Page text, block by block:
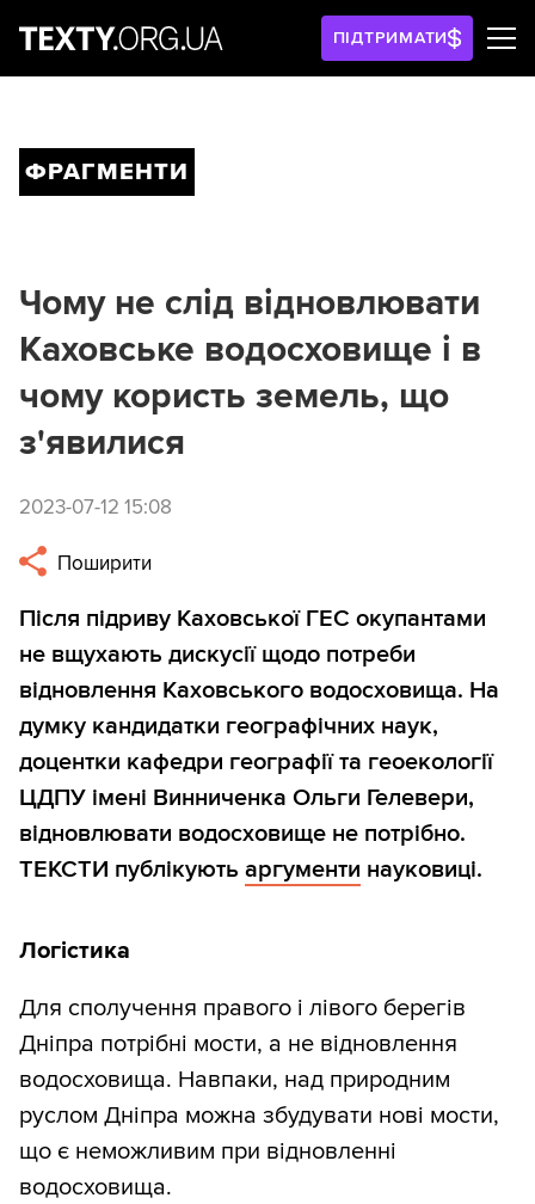
ПІДТРИМАТИ
ФРАГМЕНТИ
Чому не слід відновлювати
Каховське водосховище і в
чому користь земель, що
з'явилися
2023-07-12 15:08
Поширити
Після підриву Каховської ГЕС окупантами
не вщухають дискусії щодо потреби
відновлення Каховського водосховища. На
думку кандидатки географічних наук,
доцентки кафедри географії та геоекології
ЦДПУ імені Винниченка Ольги Гелевери,
відновлювати водосховище не потрібно.
ТЕКСТИ публікують аргументи науковиці.
Логістика
Для сполучення правого і лівого берегів
Дніпра потрібні мости, а не відновлення
водосховища. Навпаки, над природним
руслом Дніпра можна збудувати нові мости,
що є неможливим при відновленні
водосховища.